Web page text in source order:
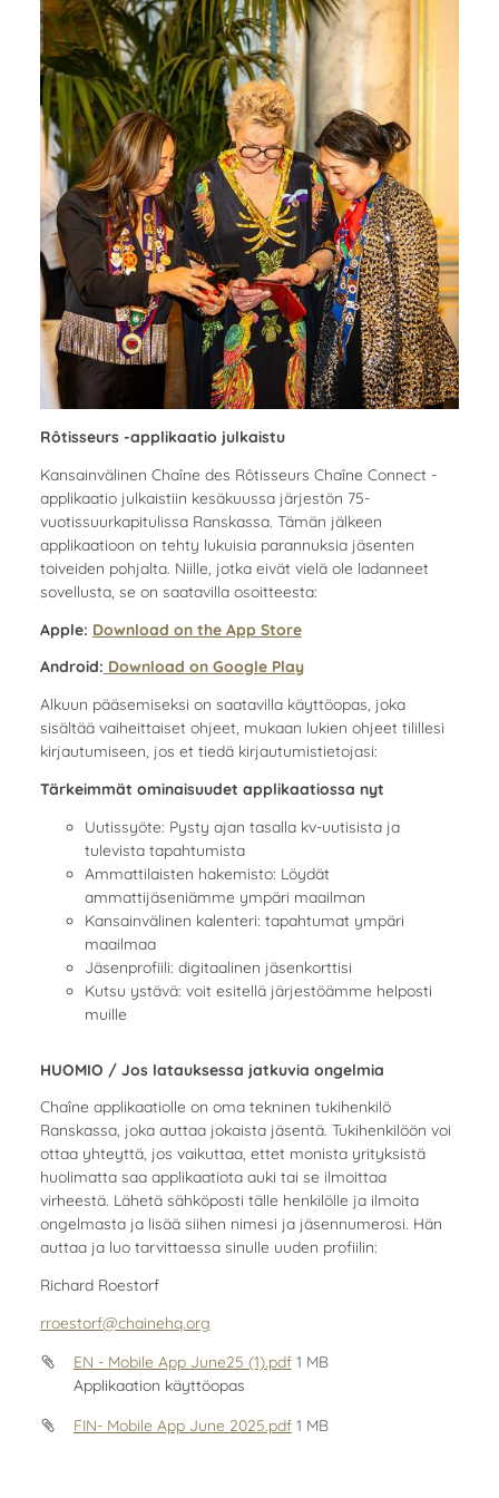
Rôtisseurs -applikaatio julkaistu
Kansainvälinen Chaîne des Rôtisseurs Chaîne Connect -
applikaatio julkaistiin kesäkuussa järjestön 75-
vuotissuurkapitulissa Ranskassa. Tämän jälkeen
applikaatioon on tehty lukuisia parannuksia jäsenten
toiveiden pohjalta. Niille, jotka eivät vielä ole ladanneet
sovellusta, se on saatavilla osoitteesta:
Apple: Download on the App Store
Android: Download on Google Play
Alkuun pääsemiseksi on saatavilla käyttöopas, joka
sisältää vaiheittaiset ohjeet, mukaan lukien ohjeet tilillesi
kirjautumiseen, jos et tiedä kirjautumistietojasi:
Tärkeimmät ominaisuudet applikaatiossa nyt
Uutissyöte: Pysty ajan tasalla kv-uutisista ja
tulevista tapahtumista
Ammattilaisten hakemisto: Löydät
ammattijäseniämme ympäri maailman
Kansainvälinen kalenteri: tapahtumat ympäri
maailmaa
Jäsenprofiili: digitaalinen jäsenkorttisi
Kutsu ystävä: voit esitellä järjestöämme helposti
muille
HUOMIO / Jos latauksessa jatkuvia ongelmia
Chaîne applikaatiolle on oma tekninen tukihenkilö
Ranskassa, joka auttaa jokaista jäsentä. Tukihenkilöön voi
ottaa yhteyttä, jos vaikuttaa, ettet monista yrityksistä
huolimatta saa applikaatiota auki tai se ilmoittaa
virheestä. Lähetä sähköposti tälle henkilölle ja ilmoita
ongelmasta ja lisää siihen nimesi ja jäsennumerosi. Hän
auttaa ja luo tarvittaessa sinulle uuden profiilin:
Richard Roestorf
rroestorf@chainehq.org
EN - Mobile App June25 (1).pdf 1 MB
Applikaation käyttöopas
FIN- Mobile App June 2025.pdf 1 MB